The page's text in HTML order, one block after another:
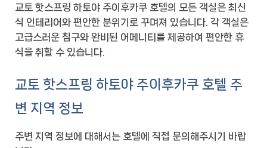
교토 핫스프링 하토야 주이후카쿠 호텔의 모든 객실은 최신
식 인테리어와 편안한 분위기로 꾸며져 있습니다. 각 객실은
고급스러운 침구와 완비된 어메니티를 제공하여 편안한 휴
식을 취할 수 있습니다.
교토 핫스프링 하토야 주이후카쿠 호텔 주
변 지역 정보
주변 지역 정보에 대해서는 호텔에 직접 문의해주시기 바랍